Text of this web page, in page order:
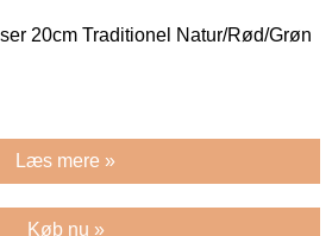
20cm Traditionel Natur/Rød/Grøn
Læs mere »
Køb nu »